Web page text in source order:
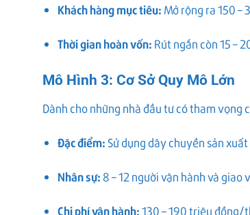
Khách hàng mục tiêu: Mở rộng ra 150 –
Thời gian hoàn vốn: Rút ngắn còn 15 –
Mô Hình 3: Cơ Sở Quy Mô Lớn
Dành cho những nhà đầu tư có tham vọng
Đặc điểm: Sử dụng dây chuyền sản
Nhân sự: 8 – 12 người vận hành và giao
Chi phí vận hành:130 – 190 triệu đồng/